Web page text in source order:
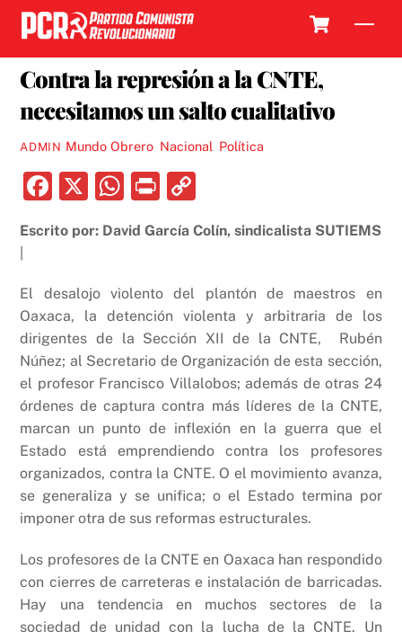
Skip
content
Contra la represión a la CNTE,
necesitamos un salto cualitativo
ADMIN Mundo Obrero, Nacional Política
F
c
b
o
o
k
X
W
at
A
p
p
P
nt p
Li
n
k
Escrito por: David García Colín, sindicalista SUTIEMS
El desalojo violento del plantón de maestros en
Oaxaca, la detención violenta y arbitraria de los
dirigentes de la Sección XII de la CNTE, Rubén
Núñez; al Secretario de Organización de esta sección,
el profesor Francisco Villalobos; además de otras 24
órdenes de captura contra más líderes de la CNTE,
marcan un punto de inflexión en la guerra que el
Estado está emprendiendo contra los profesores
organizados, contra la CNTE. O el movimiento avanza,
se generaliza y se unifica; o el Estado termina por
imponer otra de sus reformas estructurales.
Los profesores de la CNTE en Oaxaca han respondido
con cierres de carreteras e instalación de barricadas.
Hay una tendencia en muchos sectores de la
sociedad de unidad con la lucha de la CNTE. Un